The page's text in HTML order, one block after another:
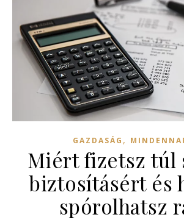
GAZDASÁG ,
Miért fizetsz túl
biztosításért és
spórolhatsz